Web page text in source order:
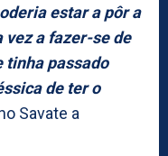
estar a pôr a
a fazer-se de
tinha passado
de ter o
Savate a